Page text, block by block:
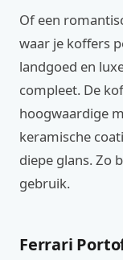
Of een
waar je koffers
landgoed en
compleet. De
hoogwaardige
keramische
diepe glans. Zo
gebruik.
Ferrari